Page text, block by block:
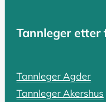
Tannleger etter
Tannleger Agder
Tannleger Akershus